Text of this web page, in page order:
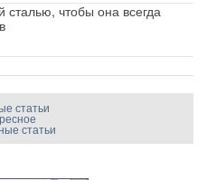
чтобы она всегда
статьи
статьи